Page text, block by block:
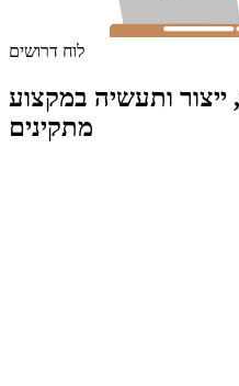
לוח דרושים
ותעשיה במקצוע
מתקינים